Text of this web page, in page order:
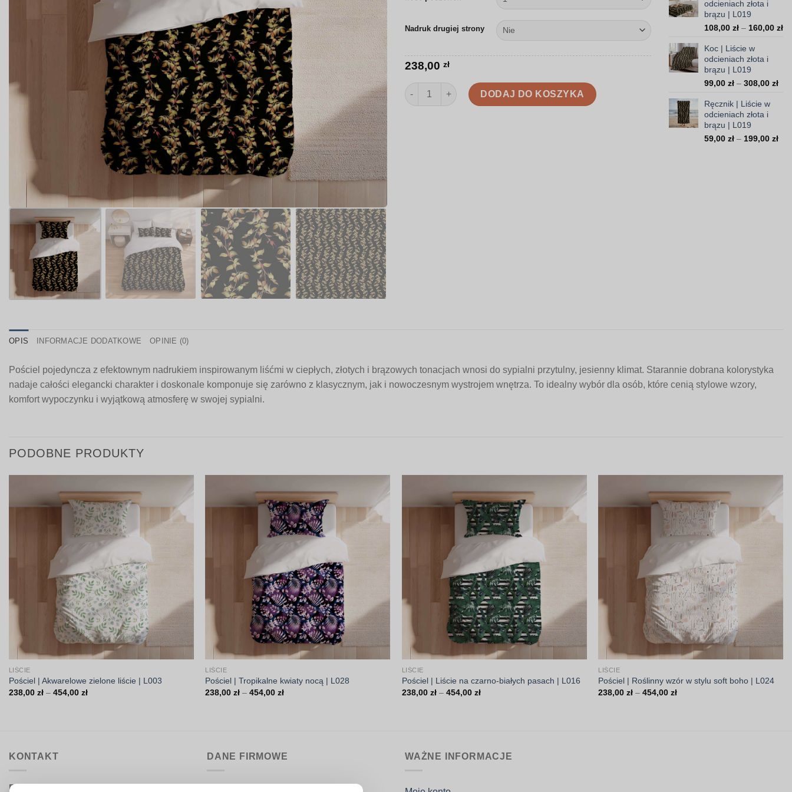
Nadruk drugiej strony
238,00 zł
ilość Pościel | Liście w odcieniach złota i brązu | L019
DODAJ DO KOSZYKA
odcieniach złota i
brązu | L019
108,00 zł – 160,00 zł
Koc | Liście w
odcieniach złota i
brązu | L019
99,00 zł – 308,00 zł
Ręcznik | Liście w
odcieniach złota i
brązu | L019
59,00 zł – 199,00 zł
OPIS INFORMACJE DODATKOWE OPINIE (0)
Pościel pojedyncza z efektownym nadrukiem inspirowanym liśćmi w ciepłych, złotych i brązowych tonacjach wnosi do sypialni przytulny, jesienny klimat. Starannie dobrana kolorystyka
nadaje całości elegancki charakter i doskonale komponuje się zarówno z klasycznym, jak i nowoczesnym wystrojem wnętrza. To idealny wybór dla osób, które cenią stylowe wzory,
komfort wypoczynku i wyjątkową atmosferę w swojej sypialni.
PODOBNE PRODUKTY
LIŚCIE
Pościel | Akwarelowe zielone liście | L003
238,00 zł – 454,00 złZakres
LIŚCIE
Pościel | Tropikalne kwiaty nocą | L028
238,00zł – 454,00złZakres
LIŚCIE
Pościel | Liście na czarno-białych pasach | L016
238,00 zł – 454,00 złZakres
LIŚCIE
Pościel | Roślinny wzór w stylu soft boho | L024
238,00zł – 454,00złZakres
KONTAKT
Biuro obsługi:
DANE FIRMOWE WAŻNE INFORMACJE